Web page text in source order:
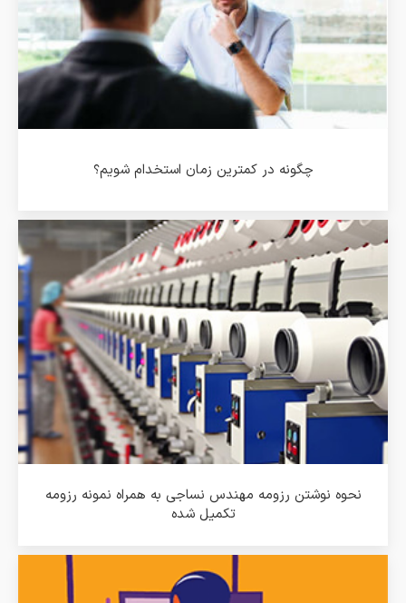
چگونه در کمترین زمان استخدام شویم؟
نحوه نوشتن رزومه مهندس نساجی به همراه نمونه رزومه
تکمیل شده